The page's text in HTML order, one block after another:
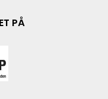
PÅ